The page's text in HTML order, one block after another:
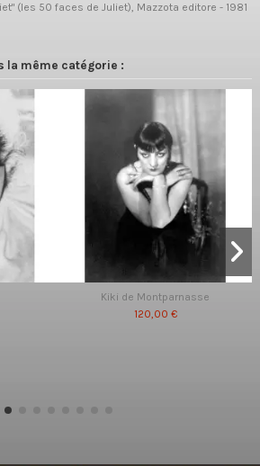
(les 50 faces de Juliet), Mazzota editore - 1981
la même catégorie :
Kiki de Montparnasse
120,00 €